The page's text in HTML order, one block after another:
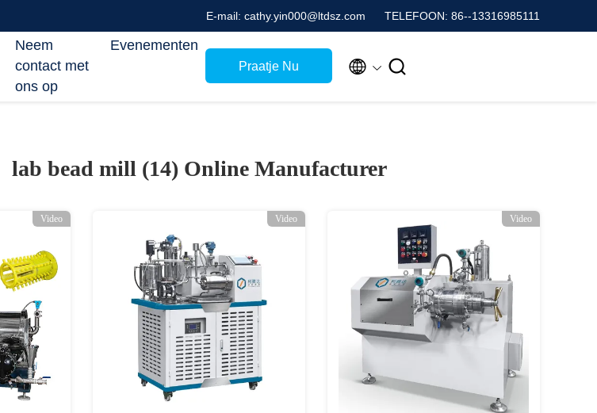
E-mail: cathy.yin000@ltdsz.com TELEFOON: 86--13316985111
Neem
contact met
ons op
Evenementen
Praatje Nu  
lab bead mill (14) Online Manufacturer
Video Video Video